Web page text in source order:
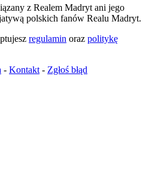
z Realem Madryt ani jego
polskich fanów Realu Madryt.
regulamin oraz politykę
- Kontakt - Zgłoś błąd